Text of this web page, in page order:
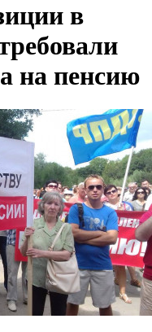
в
на пенсию